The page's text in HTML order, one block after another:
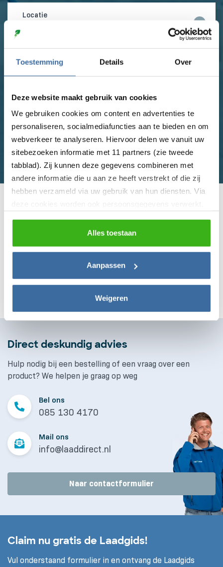
Toestemming Details Over
Deze website maakt gebruik van cookies
We gebruiken cookies om content en advertenties te
personaliseren, socialmediafuncties aan te bieden en om
webverkeer te analyseren. Hiervoor delen we vanuit uw
sitebezoeken informatie met 11 partners (zie tweede
tabblad). Zij kunnen deze gegevens combineren met
andere informatie die u aan ze heeft verstrekt of die zij
hebben verzameld via uw gebruik van hun diensten. Via
locatiegegevens, voorkeuren en surfgedrag. U kunt
privacybeleid.
Alles toestaan
Aanpassen
Weigeren
Universeel
Vergelijk nu
Bekijk alle laadpalen
Laagste prijs garantie
Vakkundige installatie
Persoonlijk advies
Direct deskundig advies
Hulp nodig bij een bestelling of een vraag over een
product? We helpen je graag op weg
Bel ons
085 130 4170
Mail ons
info@laaddirect.nl
Naar contactformulier
Claim nu gratis de Laadgids!
Vul onderstaand formulier in en ontvang de Laadgids